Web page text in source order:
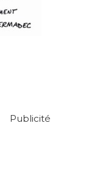
Publicité